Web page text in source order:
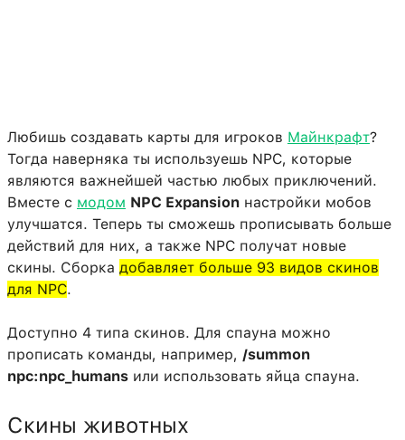
Любишь создавать карты для игроков Майнкрафт?
Тогда наверняка ты используешь NPC, которые
являются важнейшей частью любых приключений.
Вместе с модом NPC Expansion настройки мобов
улучшатся. Теперь ты сможешь прописывать больше
действий для них, а также NPC получат новые
скины. Сборка добавляет больше 93 видов скинов
для NPC.
Доступно 4 типа скинов. Для спауна можно
прописать команды, например, /summon
npc:npc_humans или использовать яйца спауна.
Скины животных